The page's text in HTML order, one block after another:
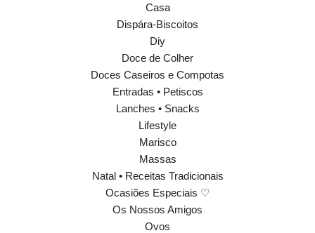
Casa
Dispára-Biscoitos
Diy
Doce de Colher
Doces Caseiros e Compotas
Entradas • Petiscos
Lanches • Snacks
Lifestyle
Marisco
Massas
Natal • Receitas Tradicionais
Ocasiões Especiais ♡
Os Nossos Amigos
Ovos